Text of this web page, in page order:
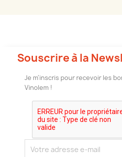
Souscrire à la
Je m'inscris pour recevoir les
Vinolem !